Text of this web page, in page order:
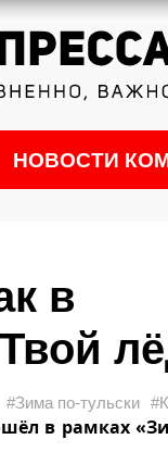
НОВОСТИ
в
#Зима по-тульски
в рамках